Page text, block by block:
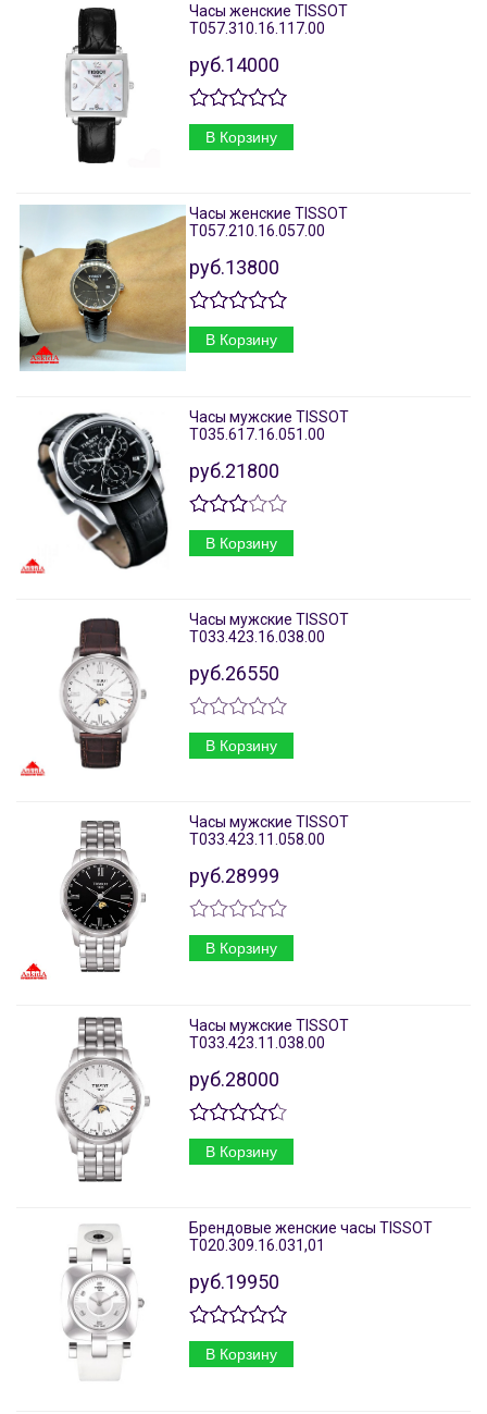
Часы женские TISSOT
T057.310.16.117.00
руб.14000
В Корзину
Часы женские TISSOT
T057.210.16.057.00
руб.13800
В Корзину
Часы мужские TISSOT
T035.617.16.051.00
руб.21800
В Корзину
Часы мужские TISSOT
T033.423.16.038.00
руб.26550
В Корзину
Часы мужские TISSOT
T033.423.11.058.00
руб.28999
В Корзину
Часы мужские TISSOT
T033.423.11.038.00
руб.28000
В Корзину
Брендовые женские часы TISSOT
T020.309.16.031,01
руб.19950
В Корзину